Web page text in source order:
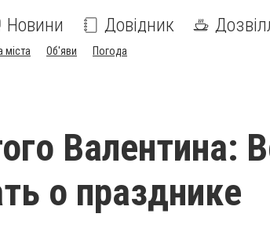
Новини Довідник
міста Об'яви Погода
Валентина:
о празднике